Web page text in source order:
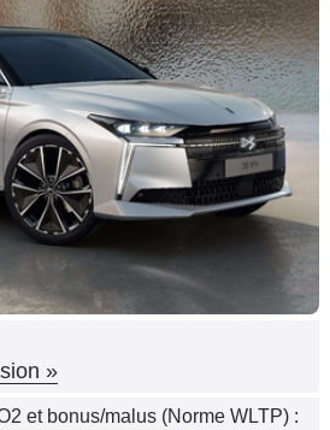
»
et bonus/malus (Norme WLTP) :